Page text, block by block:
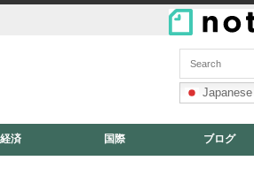
Japanese
経済 国際 ブログ